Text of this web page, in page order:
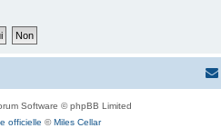
Software © phpBB Limited
officielle ©Miles Cellar